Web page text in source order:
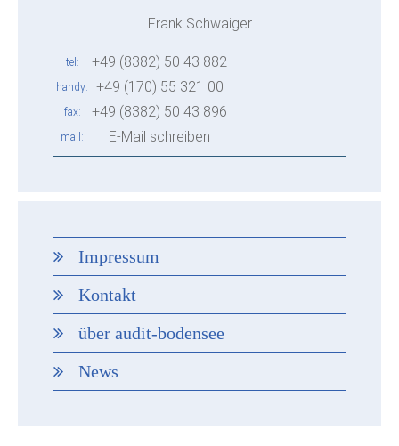
Frank Schwaiger
tel +49 (8382) 50 43 882
handy +49 (170) 55 321 00
fax +49 (8382) 50 43 896
mail E-Mail schreiben
Impressum
Kontakt
über audit-bodensee
News